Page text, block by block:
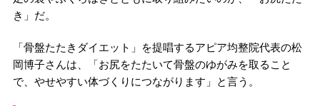
き」だ。
「骨盤たたきダイエット」を提唱するアピア均整院代表の松
岡博子さんは、「お尻をたたいて骨盤のゆがみを取ること
で、やせやすい体づくりにつながります」と言う。